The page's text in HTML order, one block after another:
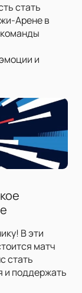
стать
Арене в
и
В эти
матч
стать
и поддержать